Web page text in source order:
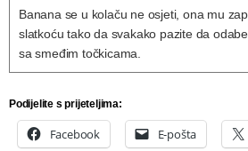
Banana se u kolaču ne osjeti, ona mu
slatkoću tako da svakako pazite da
sa smeđim točkicama.
Podijelite s prijeteljima:
Facebook E-pošta